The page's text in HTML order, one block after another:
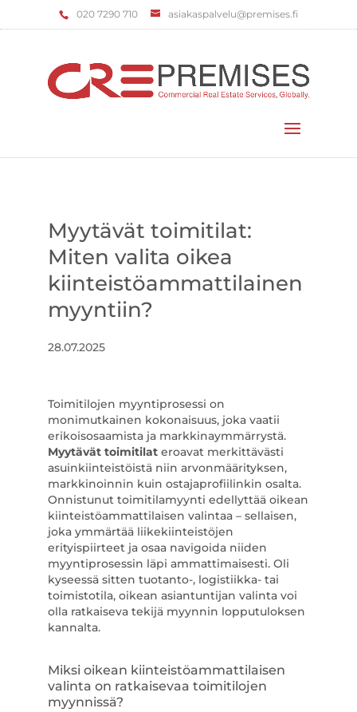
‌020 7290 710 asiakaspalvelu@premises.fi
Myytävät toimitilat:
Miten valita oikea
kiinteistöammattilainen
myyntiin?
28.07.2025
Toimitilojen myyntiprosessi on
monimutkainen kokonaisuus, joka vaatii
erikoisosaamista ja markkinaymmärrystä.
Myytävät toimitilateroavat merkittävästi
asuinkiinteistöistä niin arvonmäärityksen,
markkinoinnin kuin ostajaprofiilinkin osalta.
Onnistunut toimitilamyynti edellyttää oikean
kiinteistöammattilaisen valintaa – sellaisen,
joka ymmärtää liikekiinteistöjen
erityispiirteet ja osaa navigoida niiden
myyntiprosessin läpi ammattimaisesti. Oli
kyseessä sitten tuotanto-, logistiikka- tai
toimistotila, oikean asiantuntijan valinta voi
olla ratkaiseva tekijä myynnin lopputuloksen
kannalta.
Miksi oikean kiinteistöammattilaisen
valinta on ratkaisevaa toimitilojen
myynnissä?